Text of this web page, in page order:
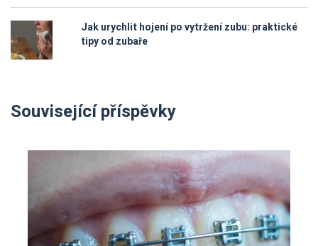
Jak urychlit hojení po vytržení zubu: praktické
tipy od zubaře
Související příspěvky